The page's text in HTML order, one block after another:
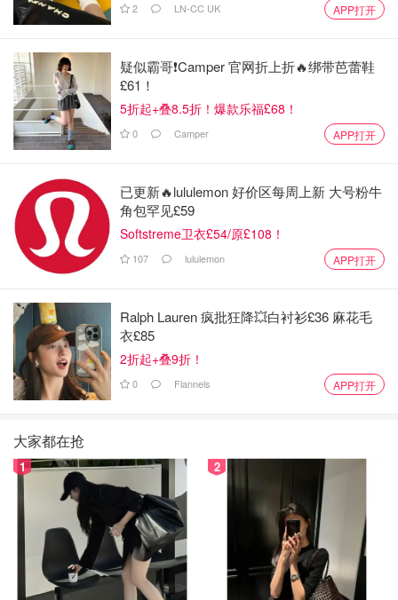
2 LN-CC UK APP打开
疑似霸哥❗️Camper 官网折上折🔥绑带芭蕾鞋
£61！
5折起+叠8.5折！爆款乐福£68！
0 Camper APP打开
已更新🔥lululemon 好价区每周上新 大号粉牛
角包罕见£59
Softstreme卫衣£54/原£108！
107 lululemon APP打开
Ralph Lauren 疯批狂降💥白衬衫£36 麻花毛
衣£85
2折起+叠9折！
0 Flannels APP打开
大家都在抢
1 2